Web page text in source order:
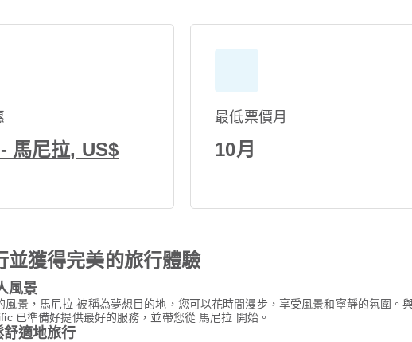
馬尼拉, US$
最低票價月
10月
並獲得完美的旅行體驗
風景
風景，馬尼拉 被稱為夢想目的地，您可以花時間漫步，享受風景和寧靜的氛圍
已準備好提供最好的服務，並帶您從 馬尼拉 開始。
適地旅行